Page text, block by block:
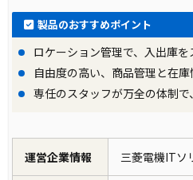
製品のおすすめポイント
ロケーション管理で、入出庫
自由度の高い、商品管理と在
専任のスタッフが万全の体制で
運営企業情報 三菱電機ITソ